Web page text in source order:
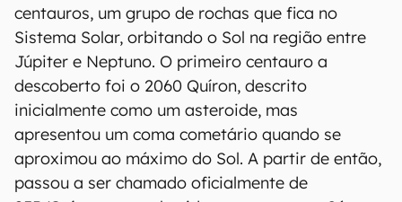
centauros, um grupo de rochas que fica no
Sistema Solar, orbitando o Sol na região entre
Júpiter e Neptuno. O primeiro centauro a
descoberto foi o 2060 Quíron, descrito
inicialmente como um asteroide, mas
apresentou um coma cometário quando se
aproximou ao máximo do Sol. A partir de então,
passou a ser chamado oficialmente de